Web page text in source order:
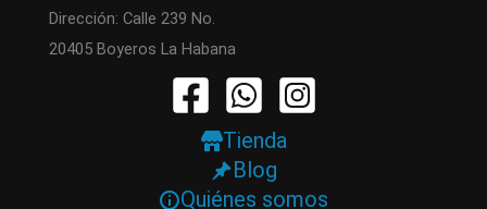
Dirección: Calle 239 No.
20405 Boyeros La Habana
Tienda
Blog
Quiénes somos